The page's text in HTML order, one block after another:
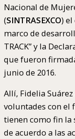
Nacional de
(SINTRASEXCO) el
marco de
TRACK” y la
que fueron
junio de 2016.
Allí, Fidelia
voluntades con el
tienen como fin la
de acuerdo a las